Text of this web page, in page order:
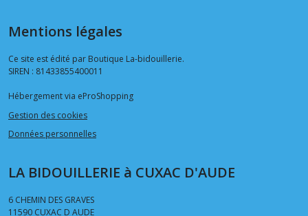
Mentions légales
Ce site est édité par Boutique La-bidouillerie.
SIREN : 81433855400011
Hébergement via eProShopping
Gestion des cookies
Données personnelles
LA BIDOUILLERIE à CUXAC D'AUDE
6 CHEMIN DES GRAVES
11590 CUXAC D AUDE